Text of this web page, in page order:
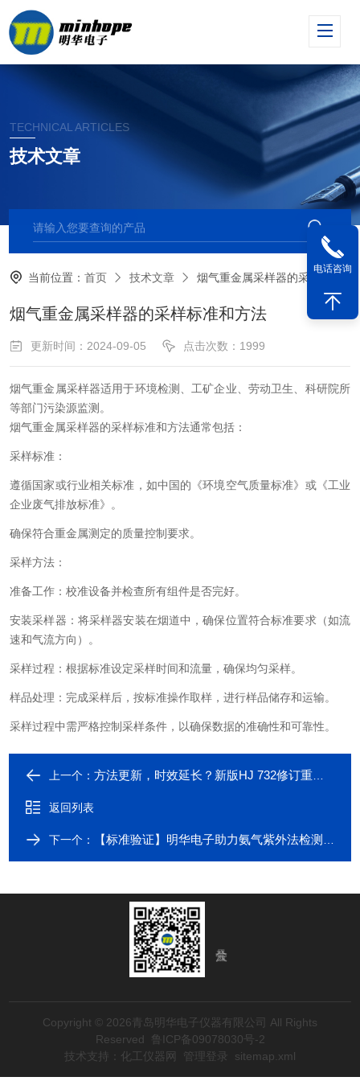
TECHNICAL ARTICLES
技术文章
当前位置：首页 技术文章 烟气重金属采样器的采样标准和方法
烟气重金属采样器的采样标准和方法
更新时间：2024-09-05 点击次数：1999
烟气重金属采样器适用于环境检测、工矿企业、劳动卫生、科研院所
等部门污染源监测。
烟气重金属采样器的采样标准和方法通常包括：
采样标准：
遵循国家或行业相关标准，如中国的《环境空气质量标准》或《工业
企业废气排放标准》。
确保符合重金属测定的质量控制要求。
采样方法：
准备工作：校准设备并检查所有组件是否完好。
安装采样器：将采样器安装在烟道中，确保位置符合标准要求（如流
速和气流方向）。
采样过程：根据标准设定采样时间和流量，确保均匀采样。
样品处理：完成采样后，按标准操作取样，进行样品储存和运输。
采样过程中需严格控制采样条件，以确保数据的准确性和可靠性。
上一个：方法更新，时效延长？新版HJ 732修订重点都在这！
返回列表
下一个： 【标准验证】明华电子助力氨气紫外法检测标准验证工作顺利完成
Copyright © 2026青岛明华电子仪器有限公司 All Rights
Reserved 鲁ICP备09078030号-2
技术支持： 化工仪器网 管理登录 sitemap.xml
电话咨询